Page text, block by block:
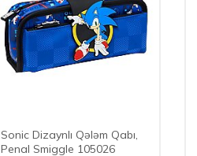
Sonic Dizaynlı Qələm Qabı,
Penal Smiggle 105026